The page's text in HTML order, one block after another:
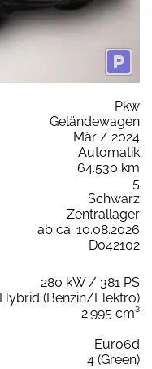
Pkw
Geländewagen
Mär / 2024
Automatik
64.530 km
5
Schwarz
Zentrallager
ab ca. 10.08.2026
D042102
280 kW / 381 PS
Hybrid (Benzin/Elektro)
2.995 cm³
Euro6d
4 (Green)